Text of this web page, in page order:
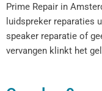
Prime Repair in
luidspreker reparaties
speaker reparatie of
vervangen klinkt het